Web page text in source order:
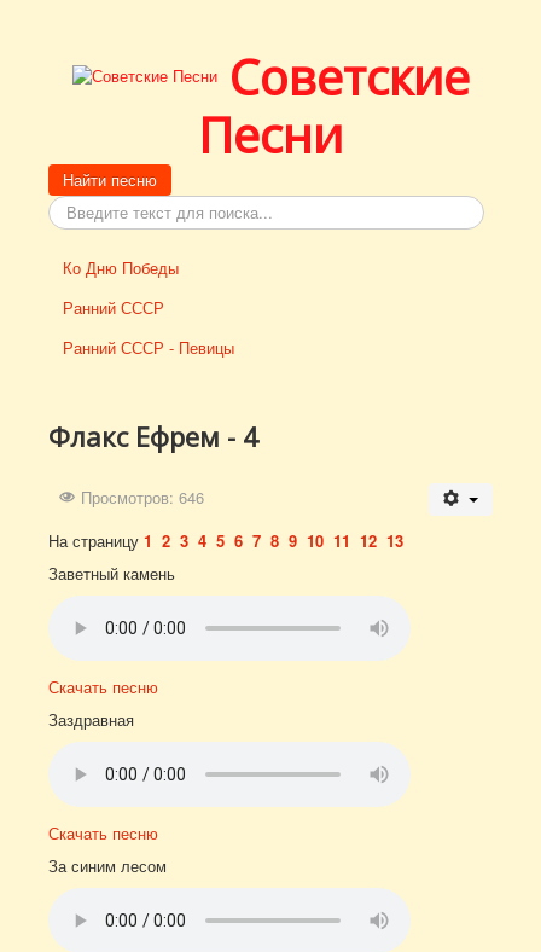
Советские
Песни
Найти песню
Ко Дню Победы
Ранний СССР
Ранний СССР - Певицы
Флакс Ефрем - 4
Просмотров: 646
На страницу 1 2 3 4 5 6 7 8 9 10 11 12 13
Заветный камень
Скачать песню
Заздравная
Скачать песню
За синим лесом